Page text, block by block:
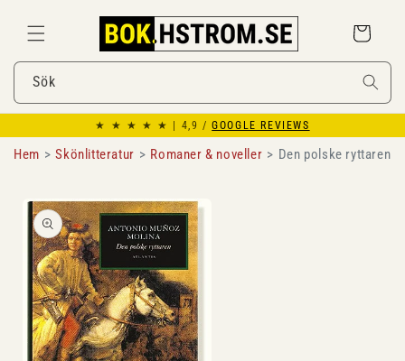
innehåll
Varukorg
Sök
★ ★ ★ ★ ★ | 4,9 /GOOGLE REVIEWS
Hem Skönlitteratur Romaner & noveller Den polske ryttaren
vidare till